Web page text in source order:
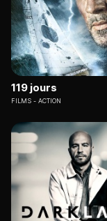
119 jours
FILMS ACTION